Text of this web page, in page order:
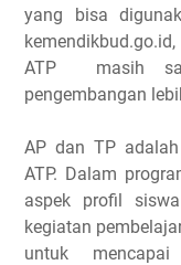
yang bisa
ATP masih
pengembangan
AP dan TP
ATP. Dalam
aspek profil
kegiatan
untuk